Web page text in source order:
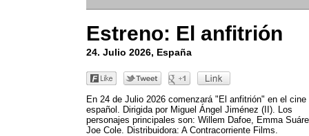
Estreno: El anfitrión
24. Julio 2026, España
En 24 de Julio 2026 comenzará "El anfitrión" en el cine
español. Dirigida por Miguel Ángel Jiménez (II). Los
personajes principales son: Willem Dafoe, Emma
Joe Cole. Distribuidora: A Contracorriente Films.